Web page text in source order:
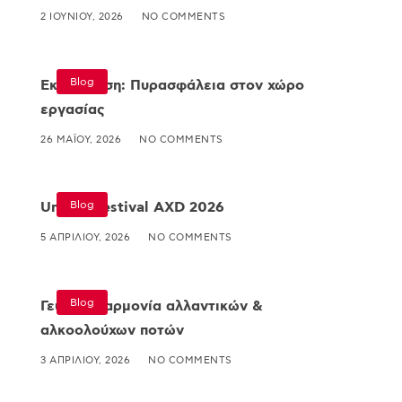
2 ΙΟΥΝΊΟΥ, 2026 NO COMMENTS
Blog
Εκπαίδευση: Πυρασφάλεια στον χώρο
εργασίας
26 ΜΑΪ́ΟΥ, 2026 NO COMMENTS
Blog
Umami Festival AXD 2026
5 ΑΠΡΙΛΊΟΥ, 2026 NO COMMENTS
Blog
Γευστική αρμονία αλλαντικών &
αλκοολούχων ποτών
3 ΑΠΡΙΛΊΟΥ, 2026 NO COMMENTS